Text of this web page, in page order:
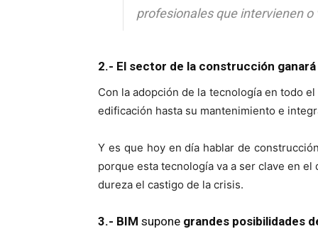
profesionales que intervienen o
2.- El sector de la construcción
Con la adopción de la tecnología en todo
edificación hasta su mantenimiento e
Y es que hoy en día hablar de
porque esta tecnología va a ser clave en
dureza el castigo de la crisis.
3.- BIM supone grandes posibilidades